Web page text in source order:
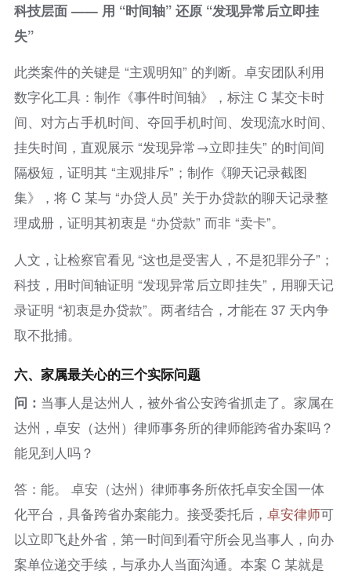
科技层面 —— 用 “时间轴” 还原 “发现异常后立即挂
失”
此类案件的关键是 “主观明知” 的判断。卓安团队利用
数字化工具：制作《事件时间轴》，标注 C 某交卡时
间、对方占手机时间、夺回手机时间、发现流水时间、
挂失时间，直观展示 “发现异常→立即挂失” 的时间间
隔极短，证明其 “主观排斥”；制作《聊天记录截图
集》，将 C 某与 “办贷人员” 关于办贷款的聊天记录整
理成册，证明其初衷是 “办贷款” 而非 “卖卡”。
人文，让检察官看见 “这也是受害人，不是犯罪分子”；
科技，用时间轴证明 “发现异常后立即挂失”，用聊天记
录证明 “初衷是办贷款”。两者结合，才能在 37 天内争
取不批捕。
六、家属最关心的三个实际问题
问： 当事人是达州人，被外省公安跨省抓走了。家属在
达州，卓安（达州）律师事务所的律师能跨省办案吗？
能见到人吗？
答：能。 卓安（达州）律师事务所依托卓安全国一体
化平台，具备跨省办案能力。接受委托后， 卓安律师可
以立即飞赴外省，第一时间到看守所会见当事人，向办
案单位递交手续，与承办人当面沟通。本案 C 某就是